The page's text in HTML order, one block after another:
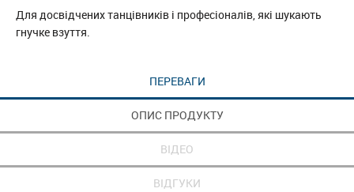
Для досвідчених танцівників і професіоналів, які шукають
гнучке взуття.
ПЕРЕВАГИ
ОПИС ПРОДУКТУ
ВІДЕО
ВІДГУКИ